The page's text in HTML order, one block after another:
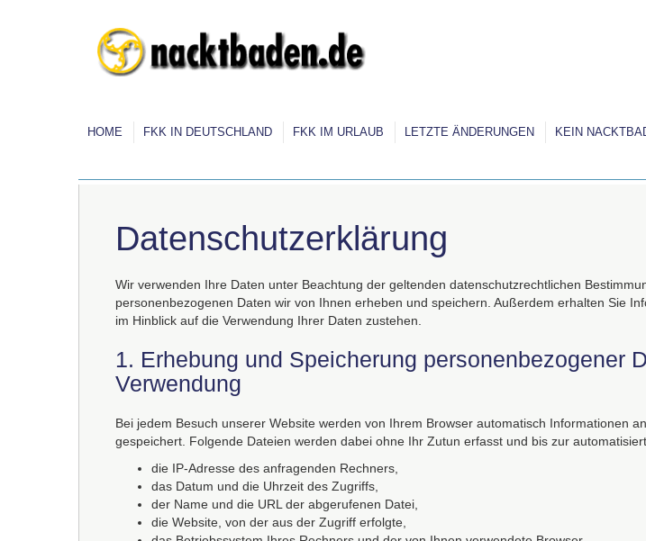
HOME FKK IN DEUTSCHLAND FKK IM URLAUB LETZTE ÄNDERUNGEN KEIN
Datenschutzerklärung
Wir verwenden Ihre Daten unter Beachtung der geltenden datenschutzrechtlichen
personenbezogenen Daten wir von Ihnen erheben und speichern. Außerdem erhalten Sie
im Hinblick auf die Verwendung Ihrer Daten zustehen.
1. Erhebung und Speicherung personenbezogener
Verwendung
Bei jedem Besuch unserer Website werden von Ihrem Browser automatisch Informationen
gespeichert. Folgende Dateien werden dabei ohne Ihr Zutun erfasst und bis zur
die IP-Adresse des anfragenden Rechners,
das Datum und die Uhrzeit des Zugriffs,
der Name und die URL der abgerufenen Datei,
die Website, von der aus der Zugriff erfolgte,